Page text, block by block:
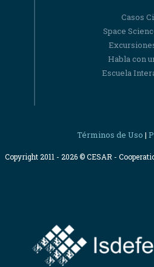
Casos
Space
Habla con
Escuela
Términos de Uso |
Copyright 2011 - 2026 © CESAR -